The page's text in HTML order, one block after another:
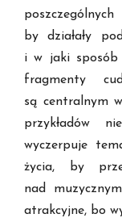
by działały
i w jaki sposób
fragmenty
są centralnym
przykładów
wyczerpuje
życia, by
nad
atrakcyjne, bo